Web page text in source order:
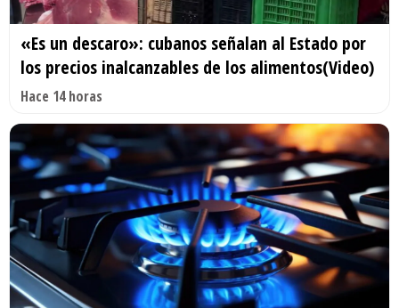
«Es un descaro»: cubanos señalan al Estado por
los precios inalcanzables de los alimentos(Video)
Hace 14 horas